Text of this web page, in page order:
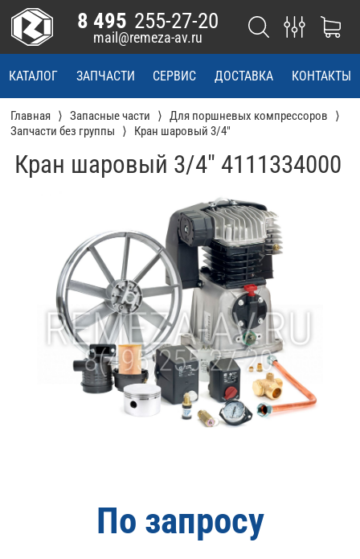
КАТАЛОГ ЗАПЧАСТИ СЕРВИС ДОСТАВКА КОНТАКТЫ
8 495 255-27-20
mail@remeza-av.ru
Главная Запасные части
Для поршневых компрессоров
Запчасти без группы
Кран шаровый 3/4"
Кран шаровый 3/4" 4111334000
По запросу